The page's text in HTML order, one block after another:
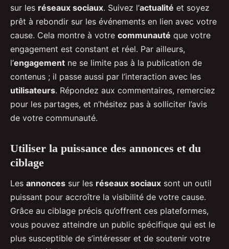
sur les réseaux sociaux. Suivez l’actualité et soyez
prêt à rebondir sur les événements en lien avec votre
cause. Cela montre à votre communauté que votre
engagement est constant et réel. Par ailleurs,
l’engagement ne se limite pas à la publication de
contenus ; il passe aussi par l’interaction avec les
utilisateurs. Répondez aux commentaires, remerciez
pour les partages, et n’hésitez pas à solliciter l’avis
de votre communauté.
Utiliser la puissance des annonces et du
ciblage
Les annonces sur les réseaux sociaux sont un outil
puissant pour accroître la visibilité de votre cause.
Grâce au ciblage précis qu’offrent ces plateformes,
vous pouvez atteindre un public spécifique qui est le
plus susceptible de s’intéresser et de soutenir votre